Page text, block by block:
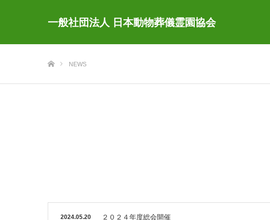
一般社団法人 日本動物葬儀霊園協会
NEWS
2024.05.20 ２０２４年度総会開催